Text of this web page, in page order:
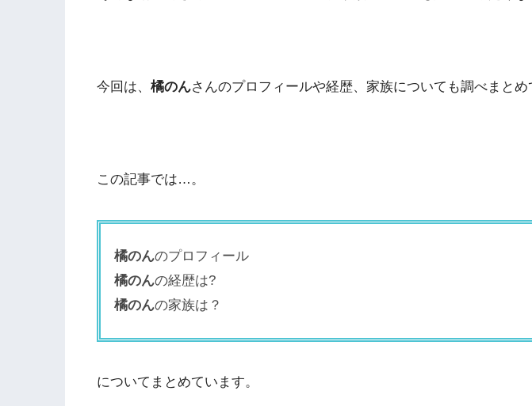
今回は、 橘のんさんのプロフィールや経歴、家族についても調べまとめ
この記事では…。
橘のんのプロフィール
橘のんの経歴は?
橘のんの家族は？
についてまとめています。